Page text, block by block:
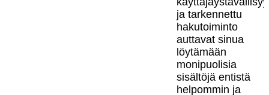
ja tarkennettu
hakutoiminto
auttavat sinua
löytämään
monipuolisia
sisältöjä entistä
helpommin ja